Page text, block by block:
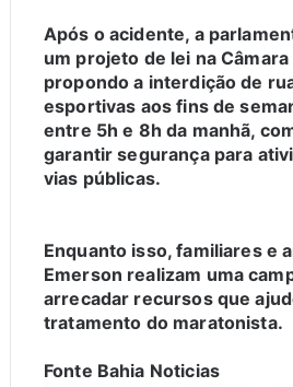
Após o acidente, a
um projeto de lei na
propondo a interdição de
esportivas aos fins de
entre 5h e 8h da manhã,
garantir segurança para
vias públicas.
Enquanto isso, familiares e
Emerson realizam uma
arrecadar recursos que
tratamento do maratonista.
Fonte Bahia Noticias